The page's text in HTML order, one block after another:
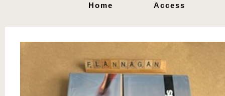
Home Access